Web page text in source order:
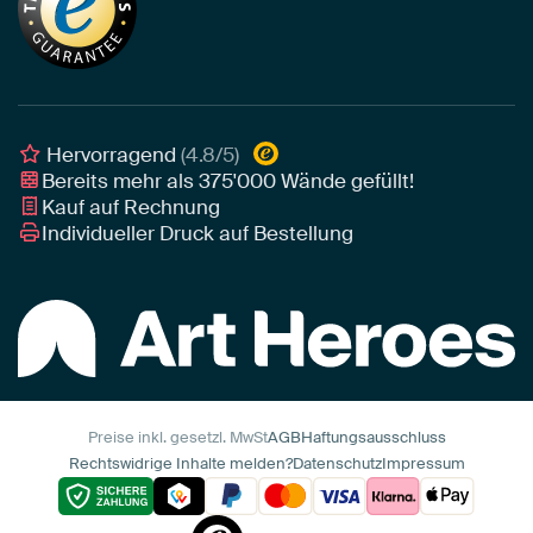
Leinwand
Leinwand für draußen
Tipps von unseren Botschaftern
Individuelle Einrichtungsberatung
Botschafter
Awards und Preise
Art Heroes App
Hervorragend(4.8/5)
Bereits mehr als375'000Wände gefüllt!
Kauf auf Rechnung
Individueller Druck auf Bestellung
Preise inkl. gesetzl. MwStAGBHaftungsausschluss
Rechtswidrige Inhalte melden?DatenschutzImpressum